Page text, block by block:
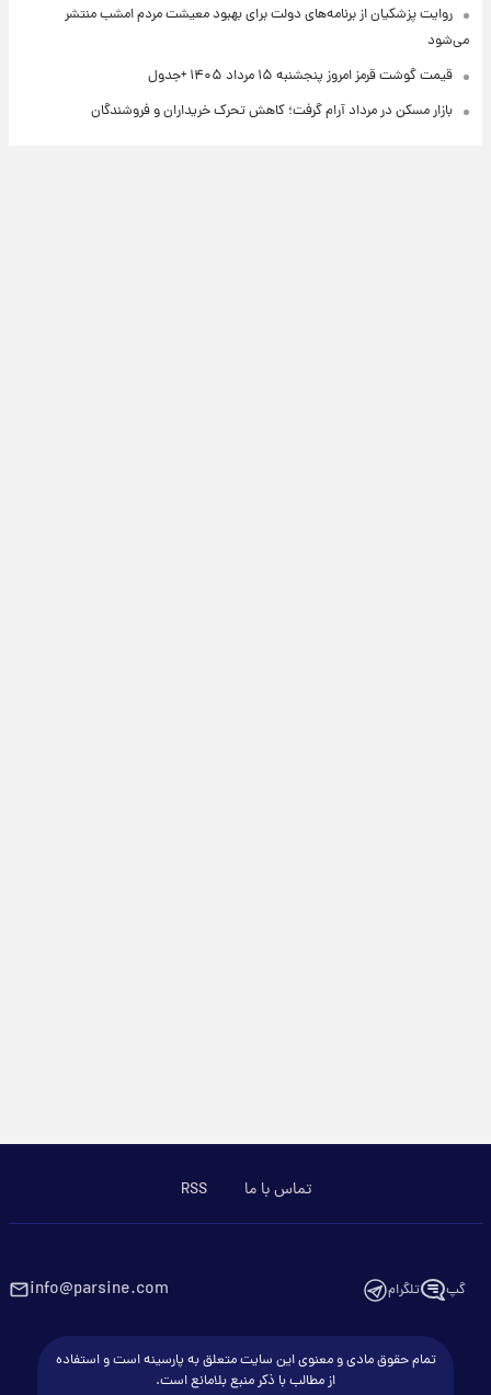
روایت پزشکیان از برنامه‌های دولت برای بهبود معیشت مردم امشب منتشر
می‌شود
قیمت گوشت قرمز امروز پنجشنبه ۱۵ مرداد ۱۴۰۵ +جدول
بازار مسکن در مرداد آرام گرفت؛ کاهش تحرک خریداران و فروشندگان
تماس با ما RSS
گپ تلگرام info@parsine.com
تمام حقوق مادی و معنوی این سایت متعلق به پارسینه است و استفاده
از مطالب با ذکر منبع بلامانع است.